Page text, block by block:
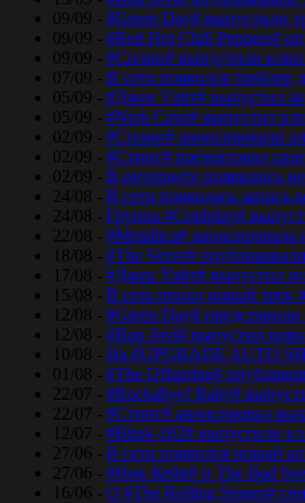
09/09 - #Green Day# выпустили
09/09 - #Red Hot Chili Peppers#
09/09 - #Сплин# выпустили
07/09 - В сети появился трейлер
05/09 - #Джек Уайт# выпустил
05/09 - #Nick Cave# выпустил
02/09 - #Сплин# анонсировали
02/09 - #Стинг# презентовал
02/09 - В интернете появились
24/08 - В сети появилась запись
24/08 - Группа #Coldplay#
22/08 - #Metallica#
18/08 - #The Verve#
17/08 - #Джек Уайт# выпустил
15/08 - В сеть попал новый трек
12/08 - #Green Day#
12/08 - #Bon Jovi# выпустил
10/08 - На #UPGRADE AUTO
01/08 - #The Offspring#
22/07 - #Rockabye! Baby#
22/07 - #Стинг# анонсировал
12/07 - #Blink-182# выпустили
27/06 - В сети появился новый
27/06 - #Ник Кейв# и The Bad
16/06 - О #The Rolling Stones#